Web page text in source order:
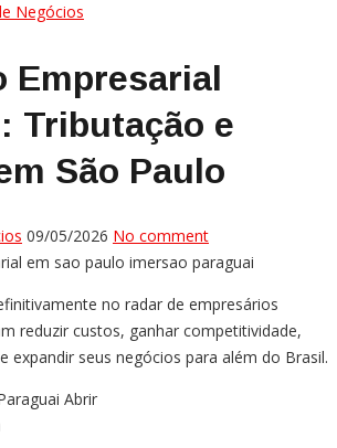
Negócios
Empresarial
Tributação e
São Paulo
09/05/2026 No comment
no radar de empresários
reduzir custos, ganhar competitividade,
expandir seus negócios para além do Brasil.